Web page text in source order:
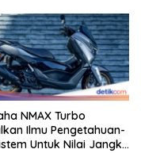
NMAX Turbo
Ilmu Pengetahuan-
Untuk Nilai Jangka